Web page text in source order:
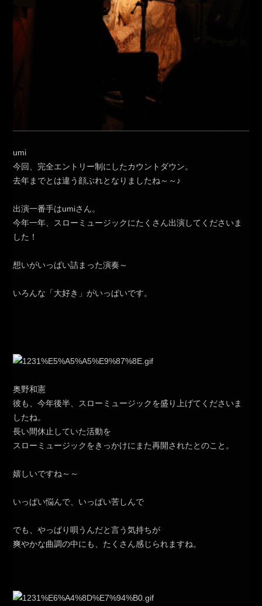
umi
今回、完全エントリー制にしたカウントダウン。
去年までとは違う顔ぶれとなりましたね～～♪
出演一番手はumiさん。
今年一年、スローミュージックにたくさん出演してくださいま
した！
想いがいっぱい詰まった演奏～
いろんな「大好き」がいっぱいです。
奥野和憲
彼も、今年後半、スローミュージックを盛り上げてくださいま
したね。
長い間休止していた活動を
スローミュージックをきっかけにまた再開されたとのこと。
嬉しいですね～～
いっぱい悩んで、いっぱい苦しんで
でも、やっぱり唄うんだと言う気持ちが
爽やかな曲調の中にも、たくさん感じられますね。